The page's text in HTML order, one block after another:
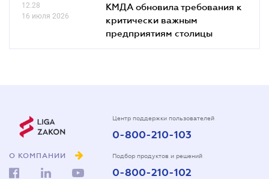
12.28
16 июля 2026
КМДА обновила требования к
критически важным
предприятиям столицы
О КОМПАНИИ
Центр поддержки пользователей
0-800-210-103
Подбор продуктов и решений
0-800-210-102